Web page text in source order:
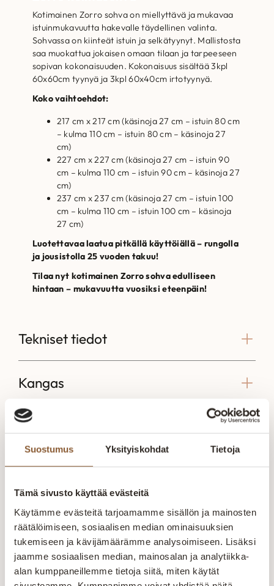
Suostumus Yksityiskohdat Tietoja
Tämä sivusto käyttää evästeitä
Käytämme evästeitä tarjoamamme sisällön ja mainosten
räätälöimiseen, sosiaalisen median ominaisuuksien
tukemiseen ja kävijämäärämme analysoimiseen. Lisäksi
jaamme sosiaalisen median, mainosalan ja analytiikka-
alan kumppaneillemme tietoja siitä, miten käytät
Kotimainen Zorro sohva on miellyttävä ja mukavaa
istuinmukavuutta hakevalle täydellinen valinta.
Sohvassa on kiinteät istuin ja selkätyynyt. Mallistosta
saa muokattua jokaisen omaan tilaan ja tarpeeseen
sopivan kokonaisuuden. Kokonaisuus sisältää 3kpl
60x60cm tyynyä ja 3kpl 60x40cm irtotyynyä.
Koko vaihtoehdot:
217 cm x 217 cm (käsinoja 27 cm – istuin 80 cm
– kulma 110 cm – istuin 80 cm – käsinoja 27
cm)
227 cm x 227 cm (käsinoja 27 cm – istuin 90
cm – kulma 110 cm – istuin 90 cm – käsinoja 27
cm)
237 cm x 237 cm (käsinoja 27 cm – istuin 100
cm – kulma 110 cm – istuin 100 cm – käsinoja
27 cm)
Luotettavaa laatua pitkällä käyttöiällä – rungolla
ja jousistolla 25 vuoden takuu!
Tilaa nyt kotimainen Zorro sohva edulliseen
hintaan – mukavuutta vuosiksi eteenpäin!
Tekniset tiedot
Kangas
Mittakuva
Voisit olla kiinnostunut myös näistä
Pilvi sohva modulit
Storm
Pilvi sohvamoduulit
Storm Pilvi -sohva
muodostuu 3
Cleo avokulma
Cleo avokulma Megan
Kotimainen
avokulmasohva
Me
Bio